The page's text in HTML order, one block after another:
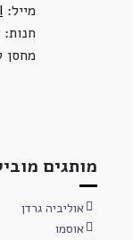
מייל:
חנות:
מחסן
מותגים
אוליביה גרדן
אוסמו